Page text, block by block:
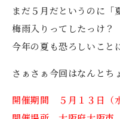
まだ５月だというのに「
梅雨入りってしたっけ？
今年の夏も恐ろしいこ
さぁさぁ今回はなんとち
開催期間 ５月１３日（